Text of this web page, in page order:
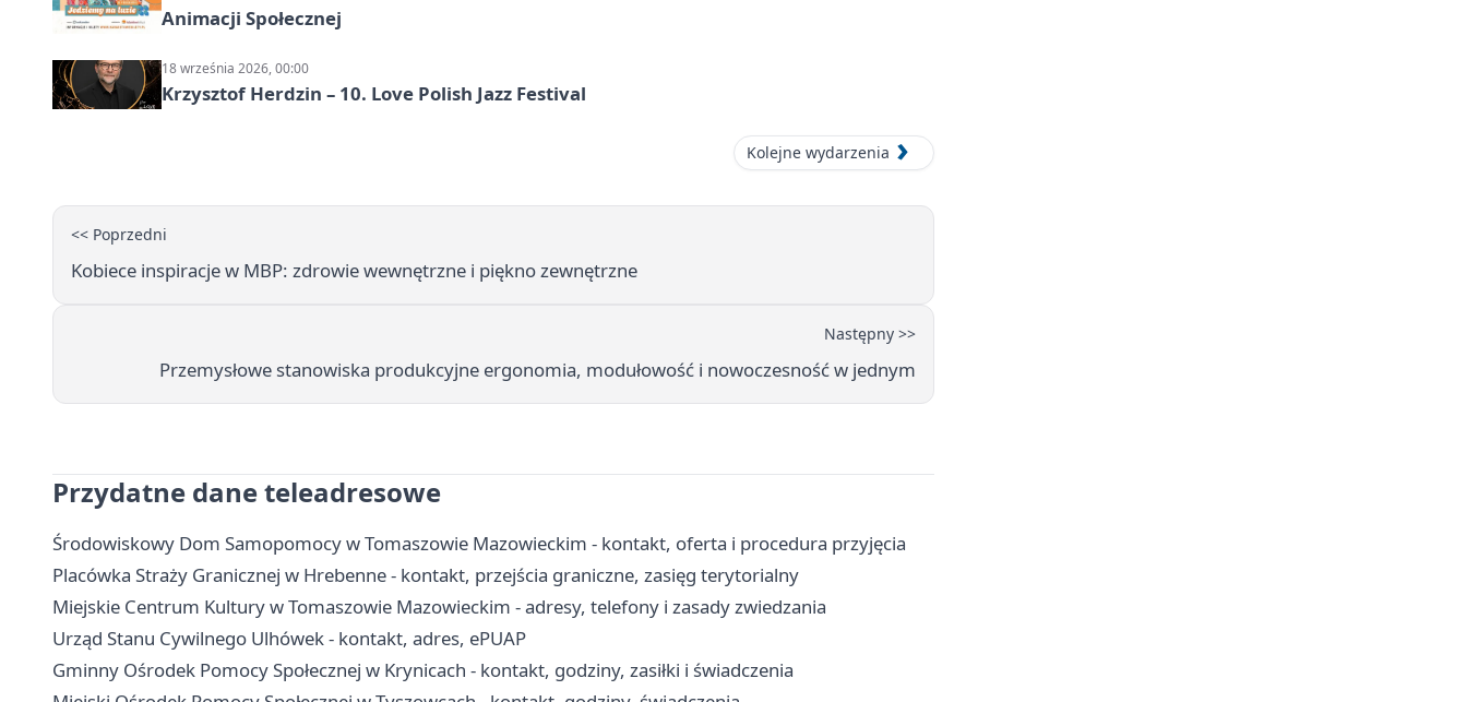
Animacji Społecznej
18 września 2026, 00:00
Krzysztof Herdzin – 10. Love Polish Jazz Festival
Kolejne wydarzenia
<< Poprzedni
Kobiece inspiracje w MBP: zdrowie wewnętrzne i piękno zewnętrzne
Następny >>
Przemysłowe stanowiska produkcyjne ergonomia, modułowość i nowoczesność w jednym
Przydatne dane teleadresowe
Środowiskowy Dom Samopomocy w Tomaszowie Mazowieckim - kontakt, oferta i procedura przyjęcia
Placówka Straży Granicznej w Hrebenne - kontakt, przejścia graniczne, zasięg terytorialny
Miejskie Centrum Kultury w Tomaszowie Mazowieckim - adresy, telefony i zasady zwiedzania
Urząd Stanu Cywilnego Ulhówek - kontakt, adres, ePUAP
Gminny Ośrodek Pomocy Społecznej w Krynicach - kontakt, godziny, zasiłki i świadczenia